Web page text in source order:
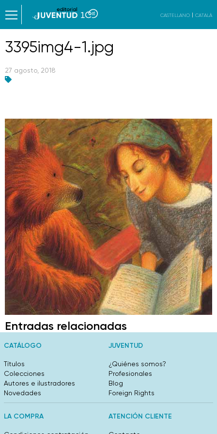
CASTELLANO CATALÀ
3395img4-1.jpg
27 agosto, 2018
Entradas relacionadas
CATÁLOGO
Títulos
Colecciones
Autores e ilustradores
Novedades
JUVENTUD
¿Quiénes somos?
Profesionales
Blog
Foreign Rights
LA COMPRA ATENCIÓN CLIENTE